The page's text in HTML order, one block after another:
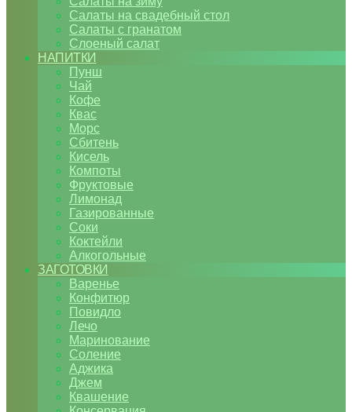
Салаты на свадебный стол
Салаты с гранатом
Слоеный салат
НАПИТКИ
Пунш
Чай
Кофе
Квас
Морс
Сбитень
Кисель
Компоты
Фруктовые
Лимонад
Газированные
Соки
Коктейли
Алкогольные
ЗАГОТОВКИ
Варенье
Конфитюр
Повидло
Лечо
Маринование
Соление
Аджика
Джем
Квашение